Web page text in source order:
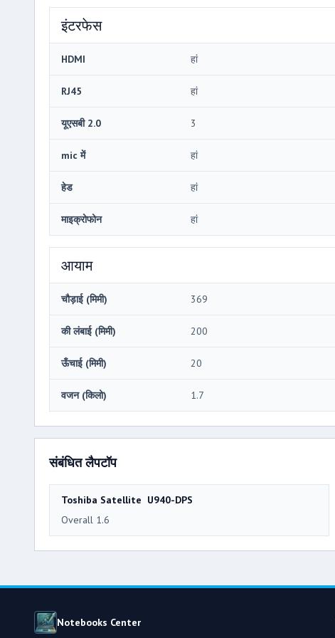
इंटरफेस
HDMI हां
RJ45 हां
यूएसबी 2.0 3
mic में हां
हेड हां
माइक्रोफोन हां
आयाम
चौड़ाई (मिमी) 369
की लंबाई (मिमी) 200
ऊँचाई (मिमी) 20
वजन (किलो) 1.7
संबंधित लैपटॉप
Toshiba Satellite U940-DPS
Overall 1.6
Notebooks Center